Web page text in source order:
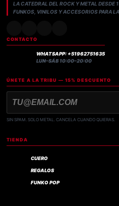
LA CATEDRAL DEL ROCK Y METAL DESDE
FUNKOS, VINILOS Y ACCESORIOS PARA
CONTACTO
WHATSAPP: +51962751635
LUN–SÁB 10:00–20:00
ÚNETE A LA TRIBU — 15% DESCUENTO
SIN SPAM. SOLO METAL. CANCELA CUANDO QUIERAS.
TIENDA
CUERO
REGALOS
FUNKO POP